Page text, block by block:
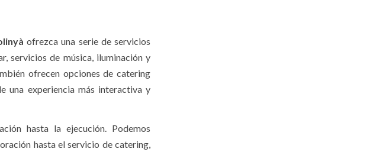
ofrezca una serie de servicios
servicios de música, iluminación y
ofrecen opciones de catering
una experiencia más interactiva y
hasta la ejecución. Podemos
hasta el servicio de catering,